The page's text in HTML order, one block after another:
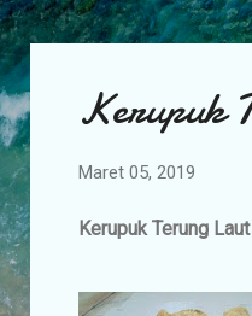
Kerupuk
Maret 05, 2019
Kerupuk Terung